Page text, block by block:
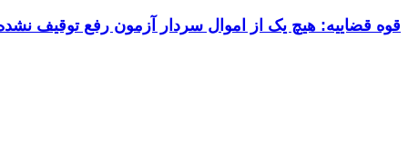
قوه قضاییه: هیچ یک از اموال سردار آزمون رفع توقیف